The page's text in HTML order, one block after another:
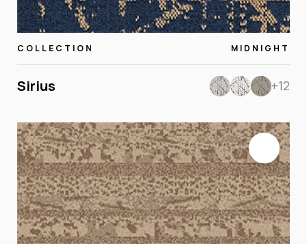
COLLECTION MIDNIGHT
Sirius +12